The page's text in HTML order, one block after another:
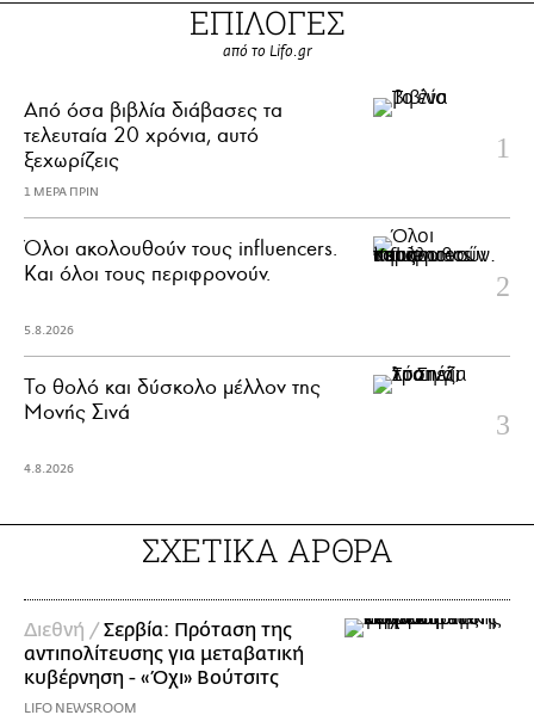
ΕΠΙΛΟΓΕΣ
από το Lifo.gr
Από όσα βιβλία διάβασες τα
τελευταία 20 χρόνια, αυτό
ξεχωρίζεις
1 ΜΕΡΑ ΠΡΙΝ
Όλοι ακολουθούν τους influencers.
Και όλοι τους περιφρονούν.
5.8.2026
Το θολό και δύσκολο μέλλον της
Μονής Σινά
4.8.2026
ΣΧΕΤΙΚΑ ΑΡΘΡΑ
Διεθνή / Σερβία: Πρόταση της
αντιπολίτευσης για μεταβατική
κυβέρνηση - «Όχι» Βούτσιτς
LIFO NEWSROOM